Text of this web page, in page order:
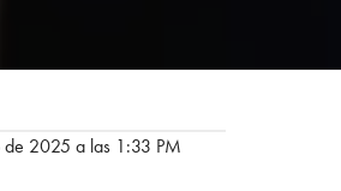
de 2025 a las 1:33 PM